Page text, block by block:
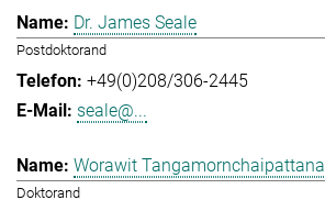
Dr. James Seale
Postdoktorand
+49(0)208/306-2445
seale@...
Worawit Tangamornchaipattana
Doktorand